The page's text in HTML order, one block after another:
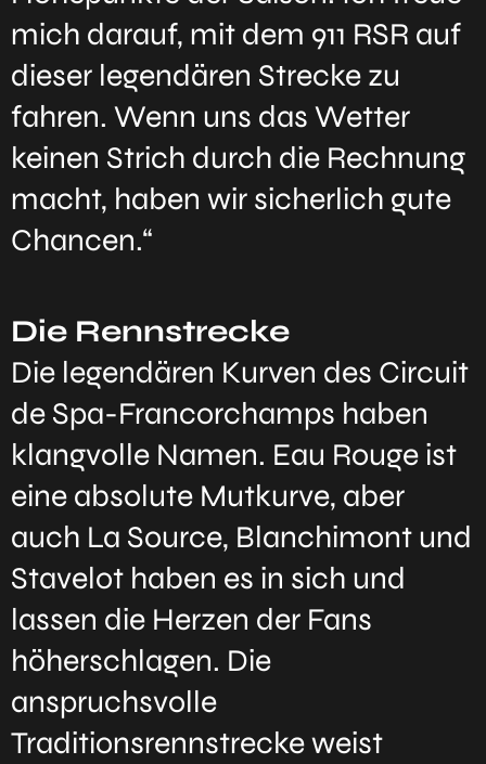
mich darauf, mit dem 911 RSR auf
dieser legendären Strecke zu
fahren. Wenn uns das Wetter
keinen Strich durch die Rechnung
macht, haben wir sicherlich gute
Chancen.“
Die Rennstrecke
Die legendären Kurven des Circuit
de Spa-Francorchamps haben
klangvolle Namen. Eau Rouge ist
eine absolute Mutkurve, aber
auch La Source, Blanchimont und
Stavelot haben es in sich und
lassen die Herzen der Fans
höherschlagen. Die
anspruchsvolle
Traditionsrennstrecke weist